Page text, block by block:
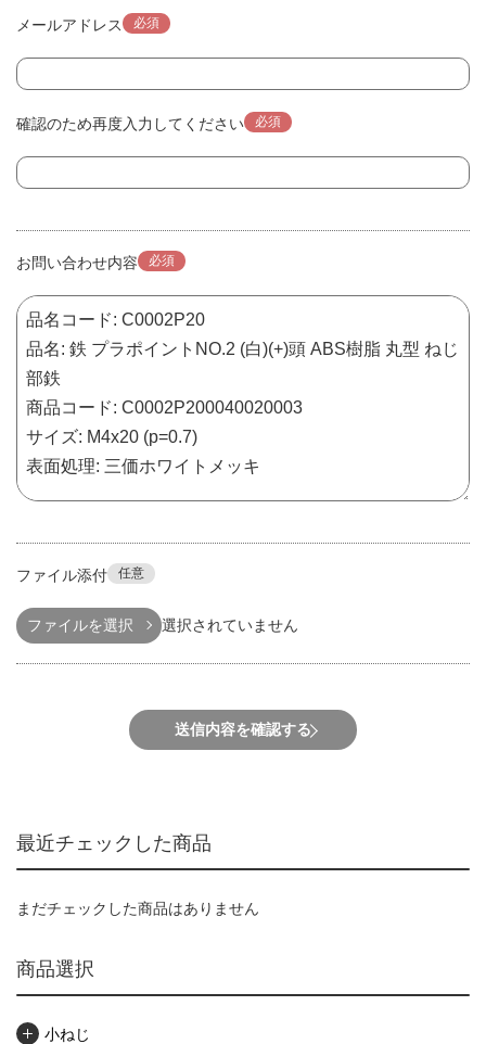
メールアドレス 必須
確認のため再度入力してください 必須
お問い合わせ内容 必須
ファイル添付 任意
ファイルを選択 選択されていません
送信内容を確認する
最近チェックした商品
まだチェックした商品はありません
商品選択
小ねじ